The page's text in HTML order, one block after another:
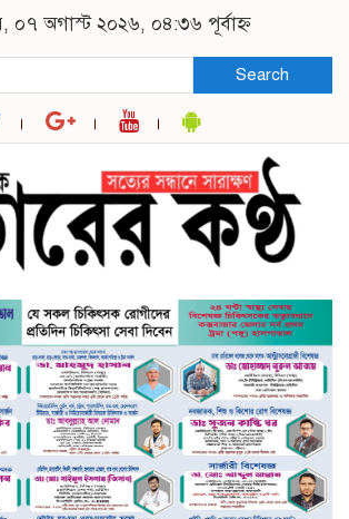
০৭ অগাস্ট ২০২৬, ০৪:৩৬ পূর্বাহ্ন
Search